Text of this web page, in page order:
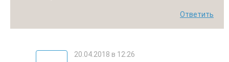
Ответить
20.04.2018 в 12:26